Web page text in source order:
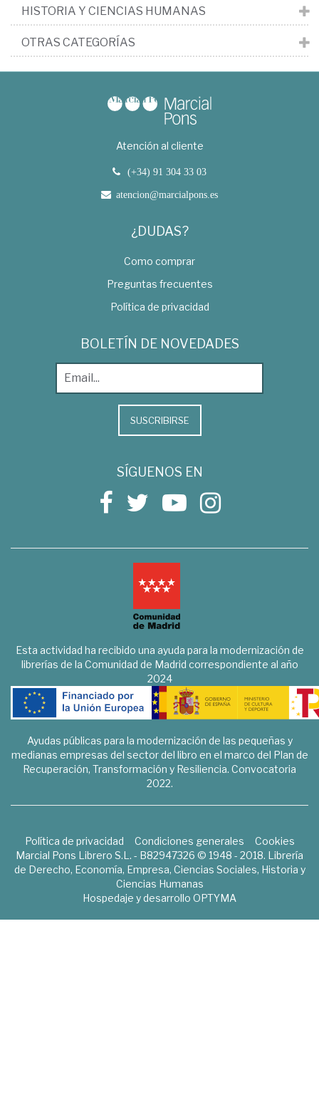
HISTORIA Y CIENCIAS HUMANAS
OTRAS CATEGORÍAS
Atención al cliente
(+34) 91 304 33 03
atencion@marcialpons.es
¿DUDAS?
Como comprar
Preguntas frecuentes
Política de privacidad
BOLETÍN DE NOVEDADES
SUSCRIBIRSE
SÍGUENOS EN
Esta actividad ha recibido una ayuda para la modernización de
librerías de la Comunidad de Madrid correspondiente al año
2024
Ayudas públicas para la modernización de las pequeñas y
medianas empresas del sector del libro en el marco del Plan de
Recuperación, Transformación y Resiliencia. Convocatoria
2022.
Política de privacidad Condiciones generales
Cookies
Marcial Pons Librero S.L. - B82947326 © 1948 - 2018. Librería
de Derecho, Economía, Empresa, Ciencias Sociales, Historia y
Ciencias Humanas
Hospedaje y desarrollo OPTYMA